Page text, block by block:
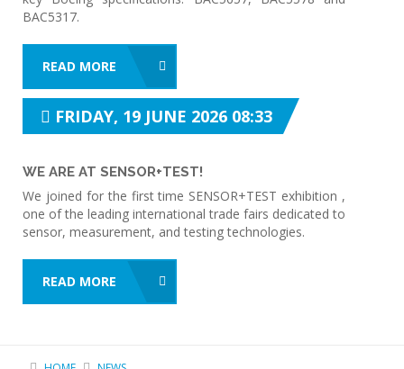
BAC5317.
READ MORE
FRIDAY, 19 JUNE 2026 08:33
WE ARE AT SENSOR+TEST!
We joined for the first time SENSOR+TEST exhibition ,
one of the leading international trade fairs dedicated to
sensor, measurement, and testing technologies.
READ MORE